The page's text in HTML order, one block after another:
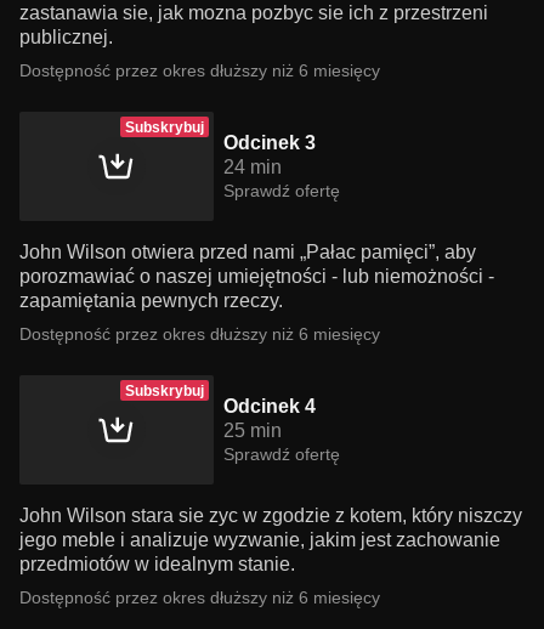
zastanawia sie, jak mozna pozbyc sie ich z przestrzeni
publicznej.
Dostępność przez okres dłuższy niż 6 miesięcy
Subskrybuj
Odcinek 3
24 min
Sprawdź ofertę
John Wilson otwiera przed nami „Pałac pamięci”, aby
porozmawiać o naszej umiejętności - lub niemożności -
zapamiętania pewnych rzeczy.
Dostępność przez okres dłuższy niż 6 miesięcy
Subskrybuj
Odcinek 4
25 min
Sprawdź ofertę
John Wilson stara sie zyc w zgodzie z kotem, który niszczy
jego meble i analizuje wyzwanie, jakim jest zachowanie
przedmiotów w idealnym stanie.
Dostępność przez okres dłuższy niż 6 miesięcy